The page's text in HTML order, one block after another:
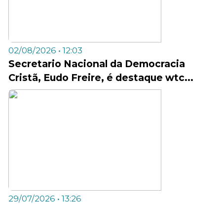
02/08/2026 • 12:03
Secretario Nacional da Democracia
Cristã, Eudo Freire, é destaque wtc...
29/07/2026 • 13:26